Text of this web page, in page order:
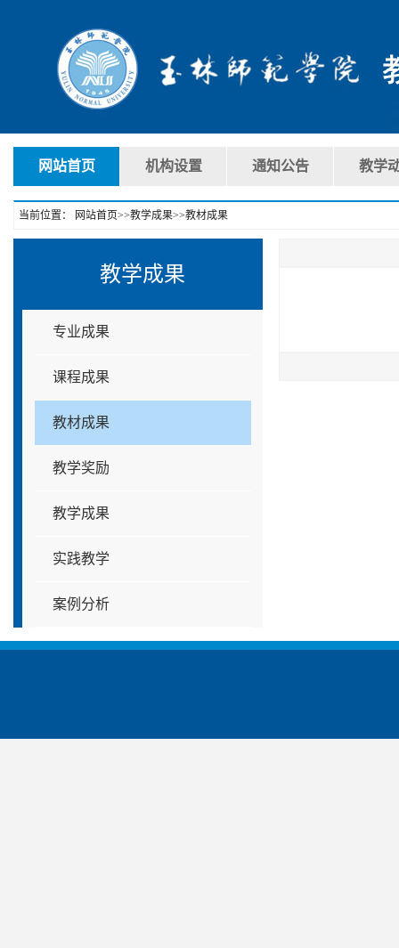
网站首页 机构设置 通知公告 教学
当前位置： 网站首页>>教学成果>>教材成果
教学成果
专业成果
课程成果
教材成果
教学奖励
教学成果
实践教学
案例分析